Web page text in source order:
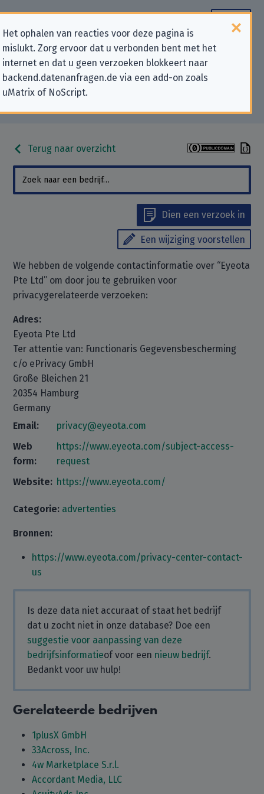
Het ophalen van reacties voor deze pagina is
mislukt. Zorg ervoor dat u verbonden bent met het
internet en dat u geen verzoeken blokkeert naar
backend.datenanfragen.de via een add-on zoals
uMatrix of NoScript.
Contactgegevens voor
privacygerelateerde verzoeken
aan “Eyeota Pte Ltd”
Terug naar overzicht
Dien een verzoek in
Een wijziging voorstellen
We hebben de volgende contactinformatie over “Eyeota
Pte Ltd” om door jou te gebruiken voor
privacygerelateerde verzoeken:
Adres:
Eyeota Pte Ltd
Ter attentie van: Functionaris Gegevensbescherming
c/o ePrivacy GmbH
Große Bleichen 21
20354 Hamburg
Germany
Email:
privacy@eyeota.com
Web
form:
https://www.eyeota.com/subject-access-
request
Website: https://www.eyeota.com/
Categorie: advertenties
Bronnen:
https://www.eyeota.com/privacy-center-contact-
us
Is deze data niet accuraat of staat het bedrijf
dat u zocht niet in onze database? Doe een
suggestie voor aanpassing van deze
bedrijfsinformatieof voor een nieuw bedrijf.
Bedankt voor uw hulp!
Gerelateerde bedrijven
1plusX GmbH
33Across, Inc.
4w Marketplace S.r.l.
Accordant Media, LLC